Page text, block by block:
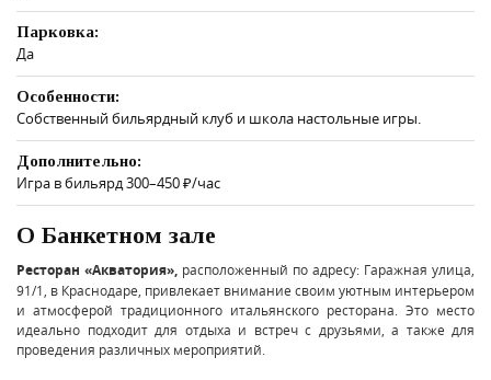
Парковка:
Да
Особенности:
Собственный бильярдный клуб и школа настольные игры.
Дополнительно:
Игра в бильярд 300–450 ₽/час
О Банкетном зале
Ресторан «Акватория», расположенный по адресу: Гаражная улица,
91/1, в Краснодаре, привлекает внимание своим уютным интерьером
и атмосферой традиционного итальянского ресторана. Это место
идеально подходит для отдыха и встреч с друзьями, а также для
проведения различных мероприятий.